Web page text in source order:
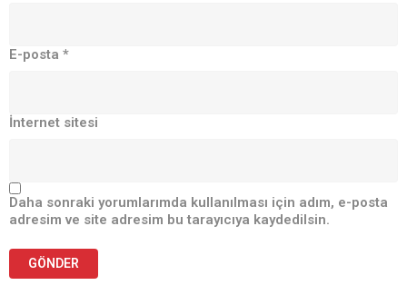
E-posta *
İnternet sitesi
Daha sonraki yorumlarımda kullanılması için adım, e-posta
adresim ve site adresim bu tarayıcıya kaydedilsin.